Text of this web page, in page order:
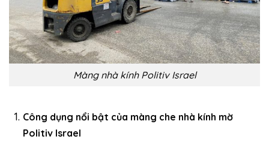
Màng nhà kính Politiv Israel
Công dụng nổi bật của màng che nhà kính mờ
Politiv Israel